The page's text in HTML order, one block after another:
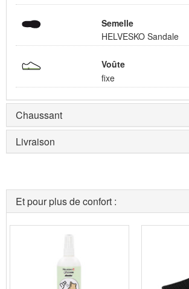
Semelle
HELVESKO Sandale
Voûte
fixe
Chaussant
Livraison
Et pour plus de confort :